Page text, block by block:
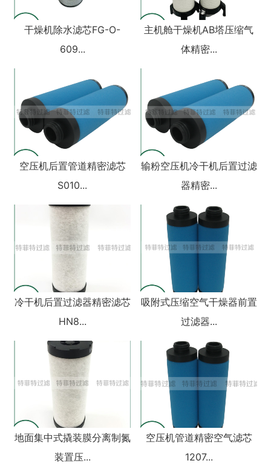
干燥机除水滤芯FG-O-
609...
主机舱干燥机AB塔压缩气
体精密...
空压机后置管道精密滤芯
S010...
输粉空压机冷干机后置过滤
器精密...
冷干机后置过滤器精密滤芯
HN8...
吸附式压缩空气干燥器前置
过滤器...
地面集中式撬装膜分离制氮
装置压...
空压机管道精密空气滤芯
1207...